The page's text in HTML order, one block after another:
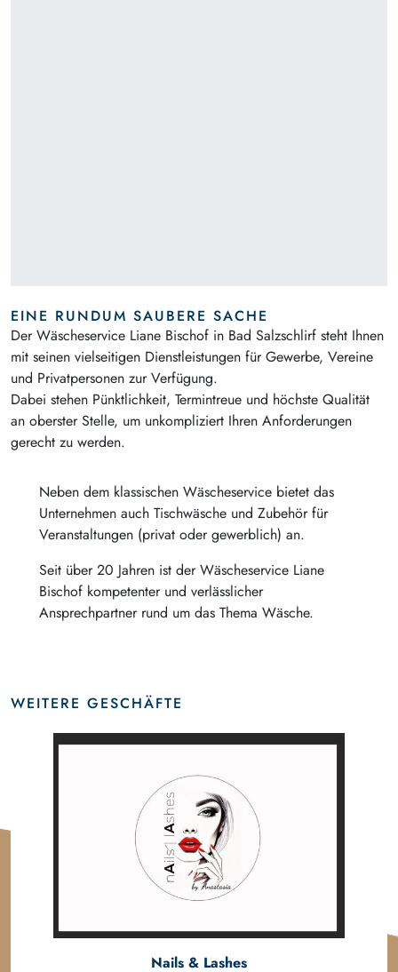
EINE RUNDUM SAUBERE SACHE
Der Wäscheservice Liane Bischof in Bad Salzschlirf steht Ihnen
mit seinen vielseitigen Dienstleistungen für Gewerbe, Vereine
und Privatpersonen zur Verfügung.
Dabei stehen Pünktlichkeit, Termintreue und höchste Qualität
an oberster Stelle, um unkompliziert Ihren Anforderungen
gerecht zu werden.
Neben dem klassischen Wäscheservice bietet das
Unternehmen auch Tischwäsche und Zubehör für
Veranstaltungen (privat oder gewerblich) an.
Seit über 20 Jahren ist der Wäscheservice Liane
Bischof kompetenter und verlässlicher
Ansprechpartner rund um das Thema Wäsche.
WEITERE GESCHÄFTE
Nails & Lashes